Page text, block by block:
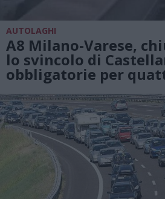
AUTOLAGHI
A8 Milano-Varese,
lo svincolo di
obbligatorie per